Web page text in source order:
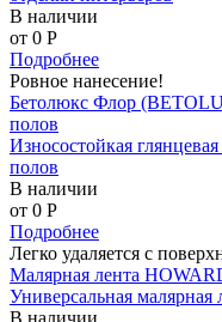
В наличии
от 0 P
Подробнее
Ровное нанесение!
Бетолюкс Флор
полов
Износостойкая
полов
В наличии
от 0 P
Подробнее
Легко удаляется с
Малярная лента
Универсальная малярная
В наличии